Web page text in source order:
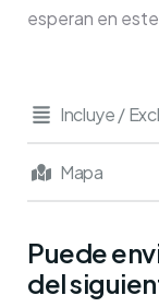
Incluye /
Mapa
esperan en
Puede
del